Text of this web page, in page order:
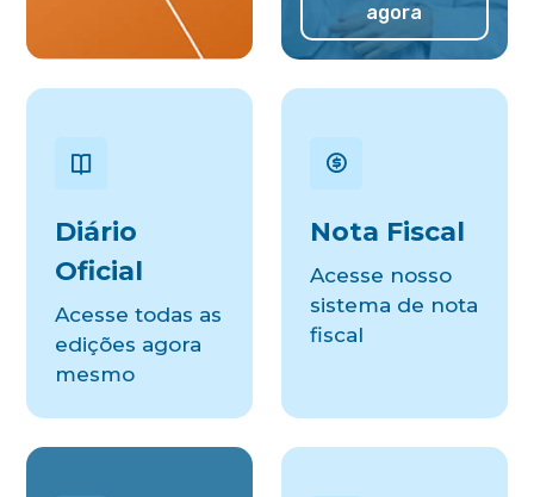
agora
Diário
Oficial
Acesse todas as
edições agora
mesmo
Nota Fiscal
Acesse nosso
sistema de nota
fiscal